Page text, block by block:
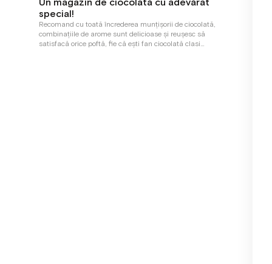
Un magazin de ciocolată cu adevărat
special!
Recomand cu toată încrederea munțișorii de ciocolată,
combinațiile de arome sunt delicioase și reușesc să
satisfacă orice poftă, fie că ești fan ciocolată clasi…